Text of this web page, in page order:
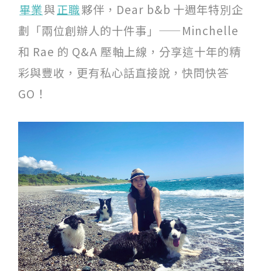
服務條款
Like us on Facebook
Follow us on Instagram
畢業與正職夥伴，Dear b&b 十週年特別企
劃「兩位創辦人的十件事」——Minchelle
和 Rae 的 Q&A 壓軸上線，分享這十年的精
彩與豐收，更有私心話直接說，快問快答
GO！